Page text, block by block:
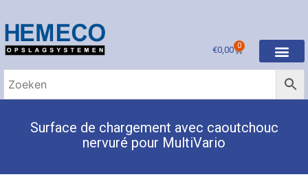
€0,00 0
Surface de chargement avec caoutchouc
nervuré pour MultiVario